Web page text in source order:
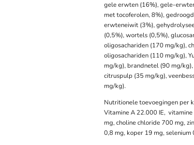
gele erwten (16%), gele-
met tocoferolen, 8%),
erwteneiwit (3%),
(0,5%), wortels (0,5%),
oligosachariden (170 mg/kg),
oligosachariden (110 mg/kg),
mg/kg), brandnetel (90 mg/
citruspulp (35 mg/kg),
mg/kg).
Nutritionele toevoegingen per
Vitamine A 22.000 IE,
mg, choline chloride 700 mg,
0,8 mg, koper 19 mg, selenium